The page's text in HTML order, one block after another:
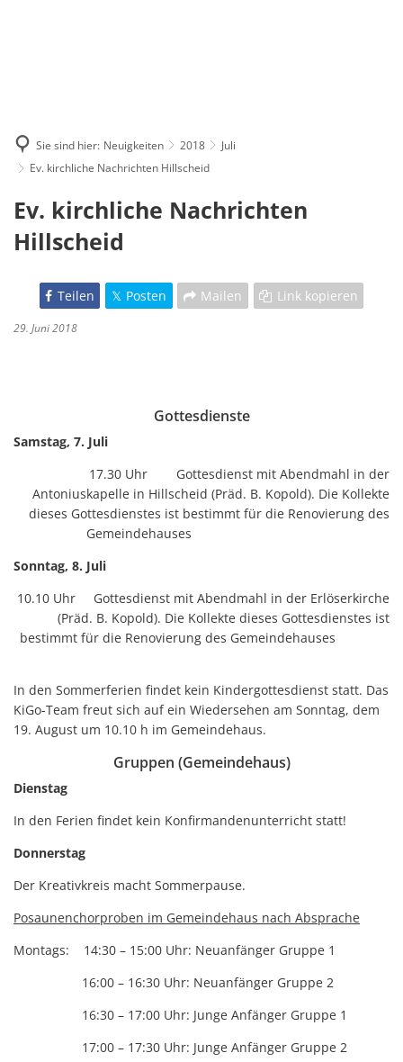
Sie sind hier: Neuigkeiten 2018
Juli
Ev. kirchliche Nachrichten Hillscheid
Ev. kirchliche Nachrichten
Hillscheid
Teilen Posten Mailen Link kopieren
29. Juni 2018
Gottesdienste
Samstag, 7. Juli
17.30 Uhr Gottesdienst mit Abendmahl in der
Antoniuskapelle in Hillscheid (Präd. B. Kopold). Die Kollekte
dieses Gottesdienstes ist bestimmt für die Renovierung des
Gemeindehauses
Sonntag, 8. Juli
10.10 Uhr Gottesdienst mit Abendmahl in der Erlöserkirche
(Präd. B. Kopold). Die Kollekte dieses Gottesdienstes ist
bestimmt für die Renovierung des Gemeindehauses
In den Sommerferien findet kein Kindergottesdienst statt. Das
KiGo-Team freut sich auf ein Wiedersehen am Sonntag, dem
19. August um 10.10 h im Gemeindehaus.
Gruppen (Gemeindehaus)
Dienstag
In den Ferien findet kein Konfirmandenunterricht statt!
Donnerstag
Der Kreativkreis macht Sommerpause.
Posaunenchorproben im Gemeindehaus nach Absprache
Montags: 14:30 – 15:00 Uhr: Neuanfänger Gruppe 1
16:00 – 16:30 Uhr: Neuanfänger Gruppe 2
16:30 – 17:00 Uhr: Junge Anfänger Gruppe 1
17:00 – 17:30 Uhr: Junge Anfänger Gruppe 2